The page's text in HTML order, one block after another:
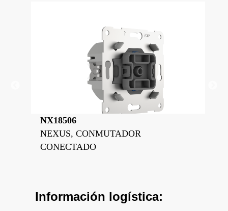
NX18506
NEXUS, CONMUTADOR
CONECTADO
Información logística: